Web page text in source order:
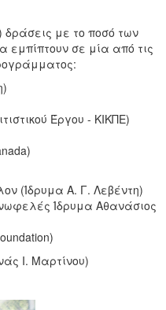
δράσεις με το ποσό των
εμπίπτουν σε μία από τις
Έργου - ΚΙΚΠΕ)
(Ίδρυμα Α. Γ. Λεβέντη)
Ίδρυμα Αθανάσιος
Ι. Μαρτίνου)